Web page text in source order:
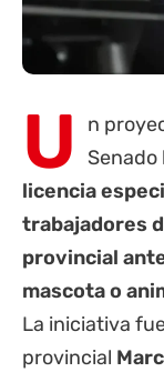
U
n
licencia
trabajadores
provincial
mascota o
La iniciativa
provincial